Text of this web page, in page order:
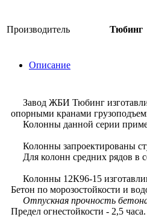
Производитель Тюбинг
Описание
Завод ЖБИ Тюбинг
опорными кранами
Колонны данной серии
Колонны запроектированы
Для колонн средних рядов в
Колонны 12К96-15
Бетон по морозостойкости и
Отпускная прочность
Предел огнестойкости - 2,5 часа.